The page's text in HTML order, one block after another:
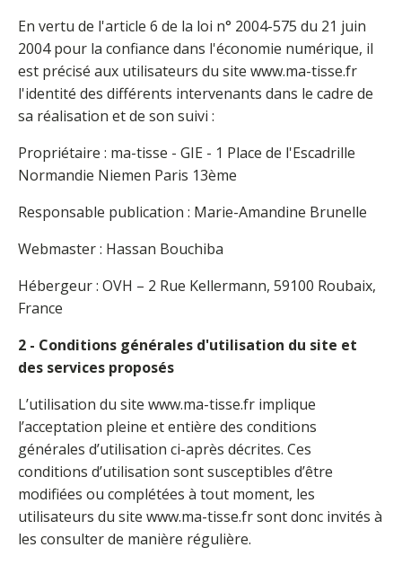
En vertu de l'article 6 de la loi n° 2004-575 du 21 juin
2004 pour la confiance dans l'économie numérique, il
est précisé aux utilisateurs du site www.ma-tisse.fr
l'identité des différents intervenants dans le cadre de
sa réalisation et de son suivi :
Propriétaire : ma-tisse - GIE - 1 Place de l'Escadrille
Normandie Niemen Paris 13ème
Responsable publication : Marie-Amandine Brunelle
Webmaster : Hassan Bouchiba
Hébergeur : OVH – 2 Rue Kellermann, 59100 Roubaix,
France
2 - Conditions générales d'utilisation du site et
des services proposés
L’utilisation du site www.ma-tisse.fr implique
l’acceptation pleine et entière des conditions
générales d’utilisation ci-après décrites. Ces
conditions d’utilisation sont susceptibles d’être
modifiées ou complétées à tout moment, les
utilisateurs du site www.ma-tisse.fr sont donc invités à
les consulter de manière régulière.